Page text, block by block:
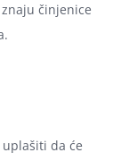
činjenice
da će